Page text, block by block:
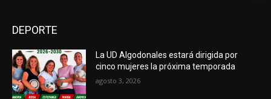
DEPORTE
La UD Algodonales estará dirigida por
cinco mujeres la próxima temporada
agosto 3, 2026